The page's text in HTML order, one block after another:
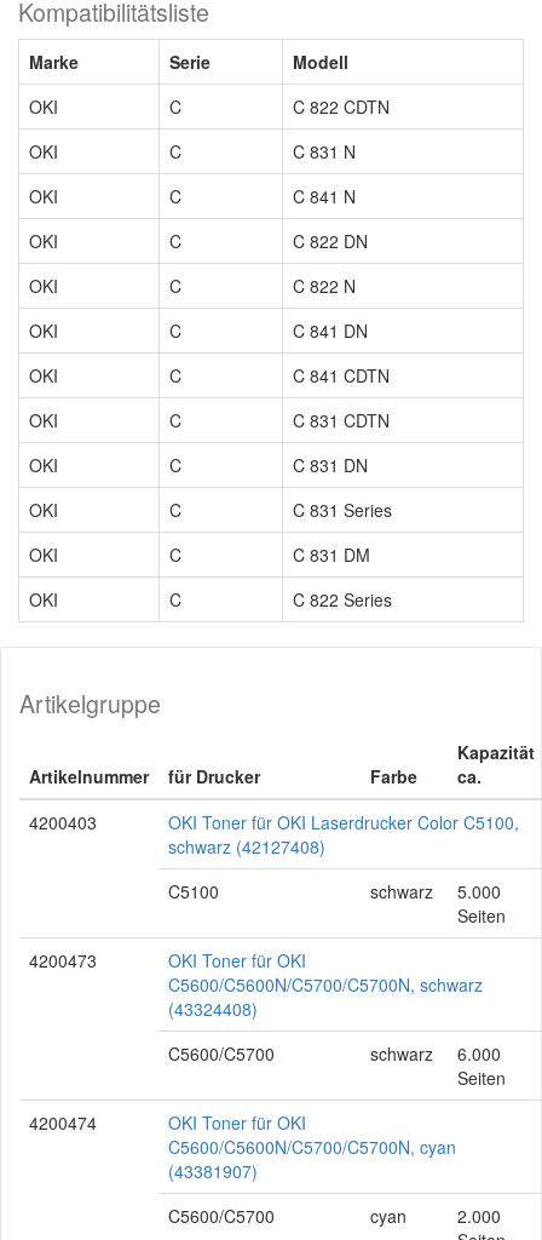
Kompatibilitätsliste
Marke Serie
Modell
OKI
C
C 822 CDTN
OKI
C
C 831 N
OKI
C
C 841 N
OKI
C
C 822 DN
OKI
C
C 822 N
OKI
C
C 841 DN
OKI
C
C 841 CDTN
OKI
C
C 831 CDTN
OKI
C
C 831 DN
OKI
C
C 831 Series
OKI
C
C 831 DM
OKI
C C 822 Series
Artikelgruppe
Artikelnummer für Drucker Farbe
Kapazität
ca.
4200403
OKI Toner für OKI Laserdrucker Color C5100,
schwarz (42127408)
C5100
schwarz
5.000
Seiten
4200473
OKI Toner für OKI
C5600/C5600N/C5700/C5700N, schwarz
(43324408)
C5600/C5700
schwarz
6.000
Seiten
4200474
OKI Toner für OKI
C5600/C5600N/C5700/C5700N, cyan
(43381907)
C5600/C5700
cyan
2.000